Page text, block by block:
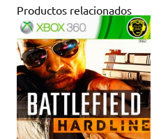
Productos relacionados